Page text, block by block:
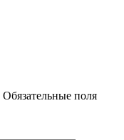
Обязательные поля